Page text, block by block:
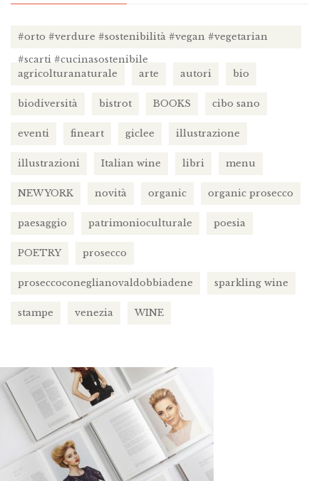
#orto #verdure #sostenibilità #vegan #vegetarian
#scarti #cucinasostenibile
agricolturanaturale
arte autori bio
biodiversità bistrot BOOKS cibo sano
eventi fineart giclee illustrazione
illustrazioni Italian wine libri menu
NEW YORK novità organic organic prosecco
paesaggio patrimonioculturale poesia
POETRY prosecco
proseccoconeglianovaldobbiadene sparkling wine
stampe venezia WINE